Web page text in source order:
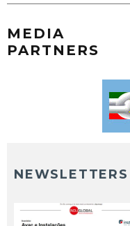
MEDIA
PARTNERS
NEWSLETTERS